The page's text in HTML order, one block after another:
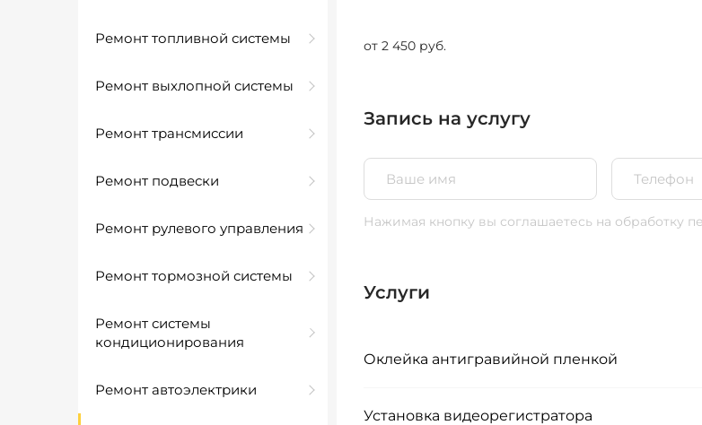
Ремонт топливной системы
Ремонт выхлопной системы
Ремонт трансмиссии
Ремонт подвески
Ремонт рулевого управления
Ремонт тормозной системы
Ремонт системы
кондиционирования
Ремонт автоэлектрики
от 2 450 руб.
Запись на услугу
Нажимая кнопку вы соглашаетесь на обработку
Услуги
Оклейка антигравийной пленкой
Установка видеорегистратора